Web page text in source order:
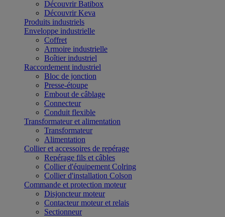
Découvrir Batibox
Découvrir Keva
Produits industriels
Enveloppe industrielle
Coffret
Armoire industrielle
Boîtier industriel
Raccordement industriel
Bloc de jonction
Presse-étoupe
Embout de câblage
Connecteur
Conduit flexible
Transformateur et alimentation
Transformateur
Alimentation
Collier et accessoires de repérage
Repérage fils et câbles
Collier d'équipement Colring
Collier d'installation Colson
Commande et protection moteur
Disjoncteur moteur
Contacteur moteur et relais
Sectionneur